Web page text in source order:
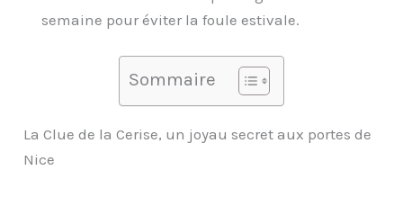
semaine pour éviter la foule estivale.
Sommaire
La Clue de la Cerise, un joyau secret aux portes de
Nice